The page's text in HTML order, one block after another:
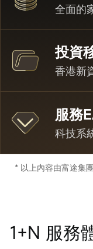
全面的
投資
香港新
服務
科技系
* 以上內容由富途集
1+N 服務